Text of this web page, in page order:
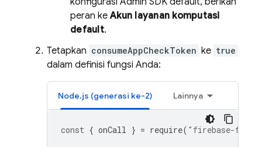
peran keAkun layanan komputasi
default.
Tetapkan consumeAppCheckToken ke true
dalam definisi fungsi Anda:
Node.js (generasi ke-2) Lainnya
const { onCall } = require( "firebase-